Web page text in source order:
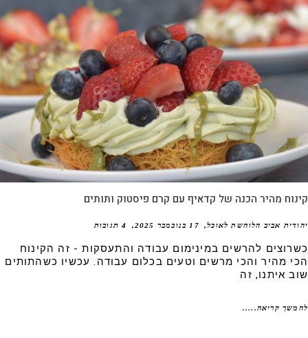
מהיר הכנה של קדאיף עם קרם פיסטוק ותותים
אביב הלוחשת לאוכל 17 בנובמבר 2025 4 תגובות
להרשים במינימום עבודה והתעסקות - זה הקינוח
מהיר והכי מרשים וטעים בכלום עבודה. עכשיו כשהתותים
איתנו, זה
קריאה.....